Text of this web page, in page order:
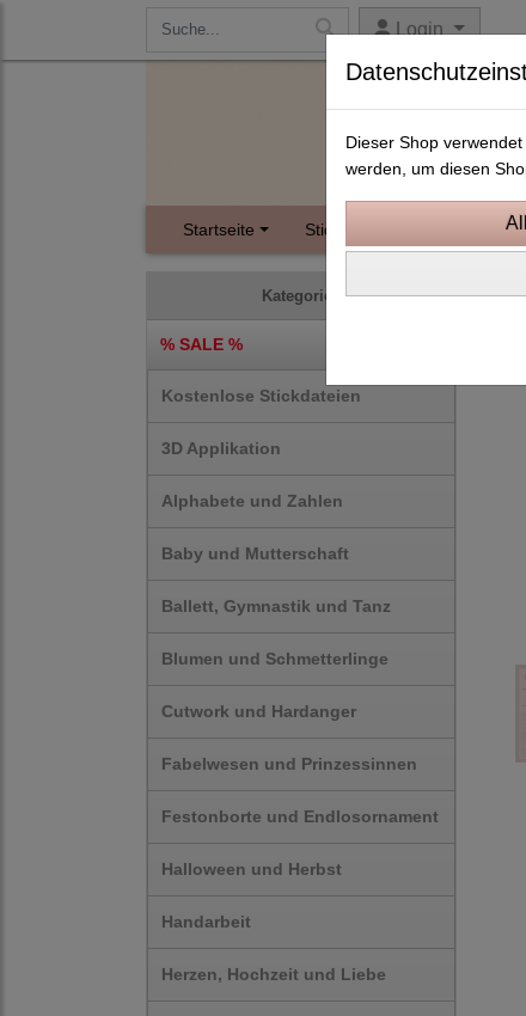
Login
Startseite Stickdateien Instagram
Kategorien
% SALE %
Kostenlose Stickdateien
3D Applikation
Alphabete und Zahlen
Baby und Mutterschaft
Ballett, Gymnastik und Tanz
Blumen und Schmetterlinge
Cutwork und Hardanger
Fabelwesen und Prinzessinnen
Festonborte und Endlosornament
Halloween und Herbst
Handarbeit
Herzen, Hochzeit und Liebe
Dieser Shop
werden, um diesen